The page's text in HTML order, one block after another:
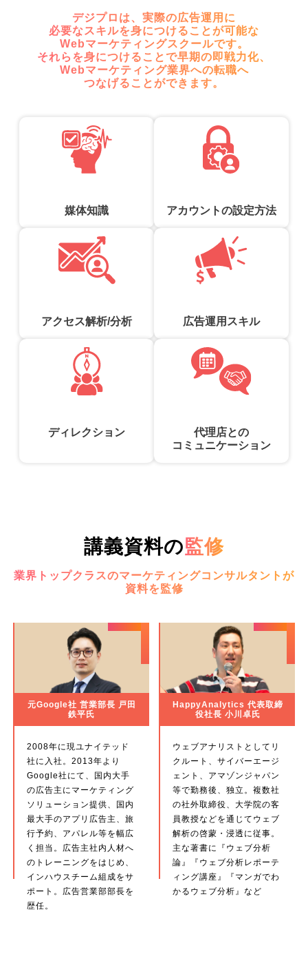
デジプロは、実際の広告運用に
必要なスキルを身につけることが可能な
Webマーケティングスクールです。
それらを身につけることで早期の即戦力化、
Webマーケティング業界への転職へ
つなげることができます。
媒体知識 アカウントの設定方法
アクセス解析/分析 広告運用スキル
ディレクション
代理店との
コミュニケーション
講義資料の監修
業界トップクラスのマーケティングコンサルタントが
資料を監修
元Google社 営業部長 戸田
鉄平氏
2008年に現ユナイテッド
社に入社。2013年より
Google社にて、国内大手
の広告主にマーケティング
ソリューション提供、国内
最大手のアプリ広告主、旅
行予約、アパレル等を幅広
く担当。広告主社内人材へ
のトレーニングをはじめ、
インハウスチーム組成をサ
ポート。広告営業部部長を
歴任。
HappyAnalytics 代表取締
役社長 小川卓氏
ウェブアナリストとしてリ
クルート、サイバーエージ
ェント、アマゾンジャパン
等で勤務後、独立。複数社
の社外取締役、大学院の客
員教授などを通じてウェブ
解析の啓蒙・浸透に従事。
主な著書に『ウェブ分析
論』『ウェブ分析レポーテ
ィング講座』『マンガでわ
かるウェブ分析』など